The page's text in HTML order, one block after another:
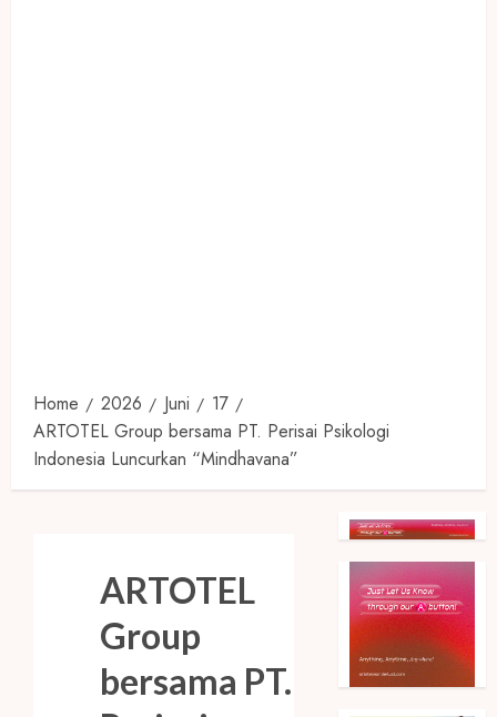
Home 2026 Juni
17
ARTOTEL Group bersama PT. Perisai Psikologi
Indonesia Luncurkan “Mindhavana”
ARTOTEL
Group
bersama PT.